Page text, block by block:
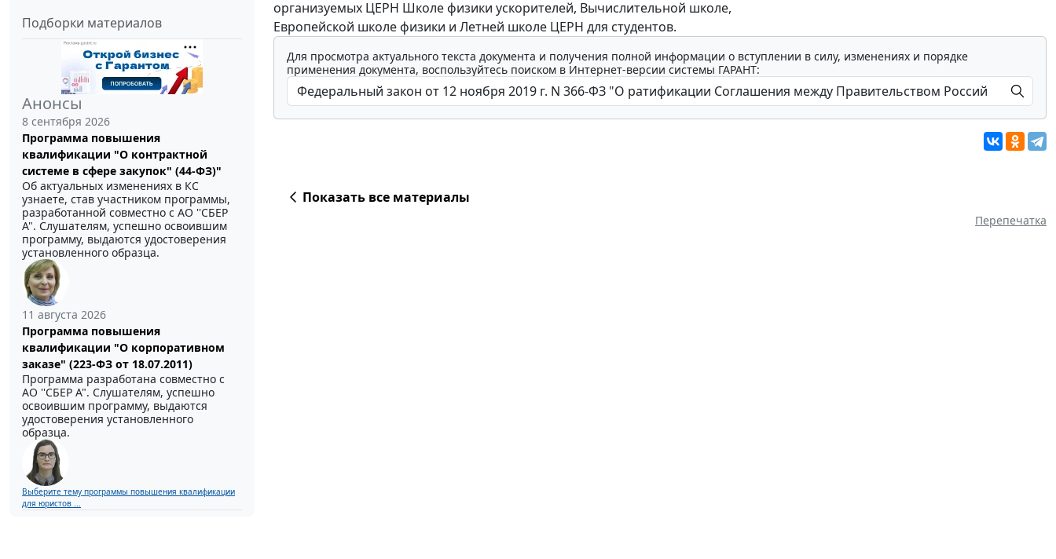
Подборки материалов
Анонсы
8 сентября 2026
Программа повышения
квалификации "О контрактной
системе в сфере закупок" (44-ФЗ)"
Об актуальных изменениях в КС
узнаете, став участником программы,
разработанной совместно с АО ''СБЕР
А". Слушателям, успешно освоившим
программу, выдаются удостоверения
установленного образца.
11 августа 2026
Программа повышения
квалификации "О корпоративном
заказе" (223-ФЗ от 18.07.2011)
Программа разработана совместно с
АО ''СБЕР А". Слушателям, успешно
освоившим программу, выдаются
удостоверения установленного
образца.
Выберите тему программы повышения квалификации
для юристов ...
организуемых ЦЕРН Школе физики ускорителей, Вычислительной школе,
Европейской школе физики и Летней школе ЦЕРН для студентов.
Для просмотра актуального текста документа и получения полной информации о вступлении в силу, изменениях и порядке
применения документа, воспользуйтесь поиском в Интернет-версии системы ГАРАНТ:
Показать все материалы
Перепечатка